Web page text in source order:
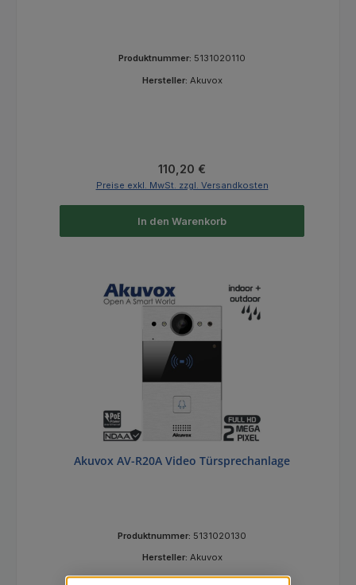
Produktnummer: 5131020110
Hersteller: Akuvox
Regulärer Preis:
110,20 €
Preise exkl. MwSt. zzgl. Versandkosten
In den Warenkorb
Akuvox AV-R20A Video Türsprechanlage
Produktnummer: 5131020130
Hersteller: Akuvox